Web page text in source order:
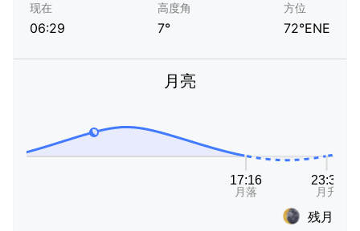
现在
06:29
高度角
7°
方位
72°ENE
月亮
残月